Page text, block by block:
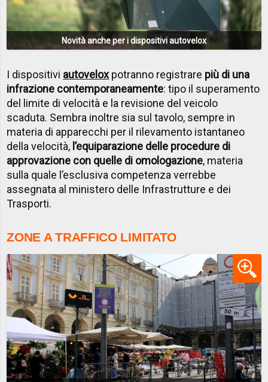
Novità anche per i dispositivi autovelox
I dispositivi autovelox potranno registrare più di una
infrazione contemporaneamente: tipo il superamento
del limite di velocità e la revisione del veicolo
scaduta. Sembra inoltre sia sul tavolo, sempre in
materia di apparecchi per il rilevamento istantaneo
della velocità, l’equiparazione delle procedure di
approvazione con quelle di omologazione, materia
sulla quale l’esclusiva competenza verrebbe
assegnata al ministero delle Infrastrutture e dei
Trasporti.
ZONE A TRAFFICO LIMITATO